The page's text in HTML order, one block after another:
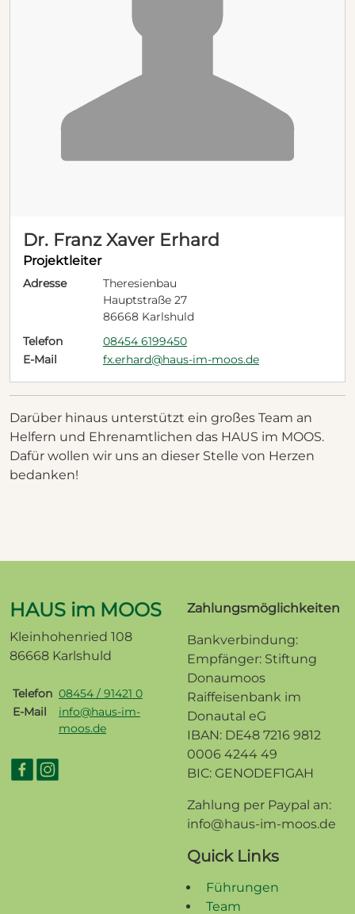
Dr. Franz Xaver Erhard
Projektleiter
Adresse
Theresienbau
Hauptstraße 27
86668 Karlshuld
Telefon
08454 6199450
E-Mail
fx.erhard@haus-im-moos.de
Darüber hinaus unterstützt ein großes Team an
Helfern und Ehrenamtlichen das HAUS im MOOS.
Dafür wollen wir uns an dieser Stelle von Herzen
bedanken!
HAUS im MOOS
Kleinhohenried 108
86668 Karlshuld
Telefon 08454 / 91421 0
E-Mail
info@haus-im-
moos.de
Zahlungsmöglichkeiten
Bankverbindung:
Empfänger: Stiftung
Donaumoos
Raiffeisenbank im
Donautal eG
IBAN: DE48 7216 9812
0006 4244 49
BIC: GENODEF1GAH
Zahlung per Paypal an:
info@haus-im-moos.de
Quick Links
Führungen
Team